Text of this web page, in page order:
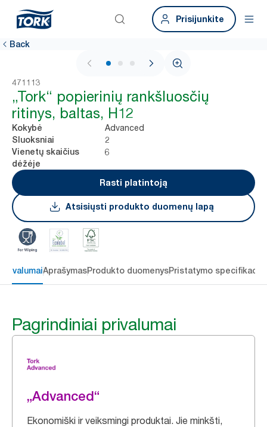
Prisijunkite
Back
1 / 3
471113
„Tork“ popierinių rankšluosčių
ritinys, baltas, H12
Kokybė Advanced
Sluoksniai 2
Vienetų skaičius
dėžėje
6
Rasti platintoją
Atsisiųsti produkto duomenų lapą
AprašymasProdukto duomenysPristatymo
Pagrindiniai privalumai
„Advanced“
Ekonomiški ir veiksmingi produktai. Jie minkšti,